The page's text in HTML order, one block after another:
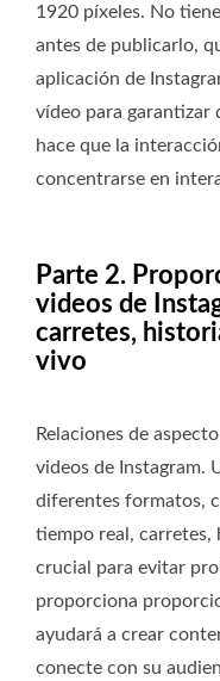
1920 píxeles. No
antes de publicarlo,
aplicación de
vídeo para garantizar
hace que la
concentrarse en
Parte 2.
videos de
carretes,
vivo
Relaciones de
videos de Instagram.
diferentes formatos,
tiempo real, carretes,
crucial para evitar
proporciona
ayudará a crear
conecte con su